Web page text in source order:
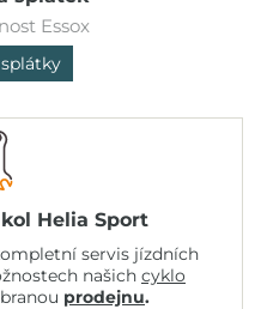
Essox
Helia Sport
servis jízdních
našich cyklo
prodejnu.